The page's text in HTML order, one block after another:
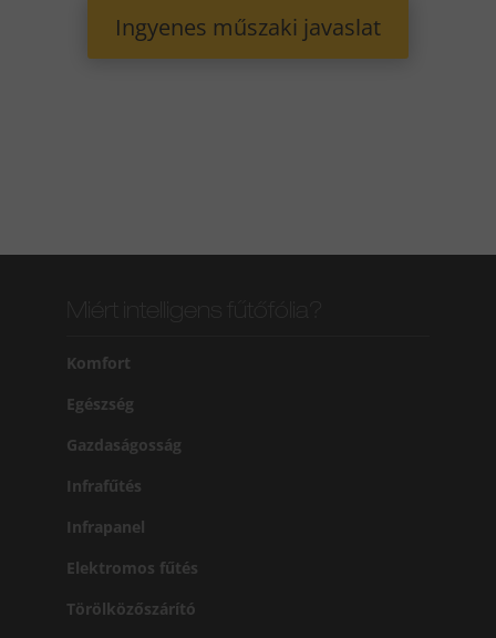
Ingyenes műszaki javaslat
Komfort
Egészség
Gazdaságosság
Infrafűtés
Infrapanel
Elektromos fűtés
Törölközőszárító